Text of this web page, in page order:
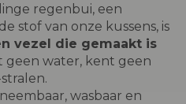
regenbui, een
stof van onze kussens, is
vezel die gemaakt is
geen water, kent geen
wasbaar en